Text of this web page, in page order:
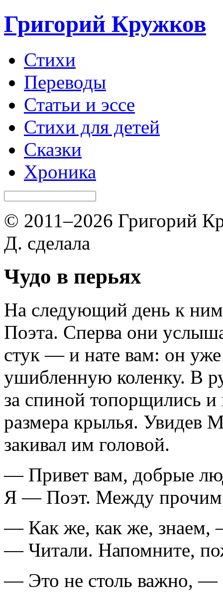
Григорий Кружков
Стихи
Переводы
Статьи и эссе
Стихи для детей
Сказки
Хроника
© 2011–2026 Григорий
Д. сделала
Чудо в перьях
На следующий день к ним
Поэта. Сперва они
стук — и нате вам: он
ушибленную коленку. В
за спиной топорщились
размера крылья. Увидев
закивал им головой.
— Привет вам, добрые
Я — Поэт. Между
— Как же, как же, знаем,
— Читали. Напомните,
— Это не столь важно,